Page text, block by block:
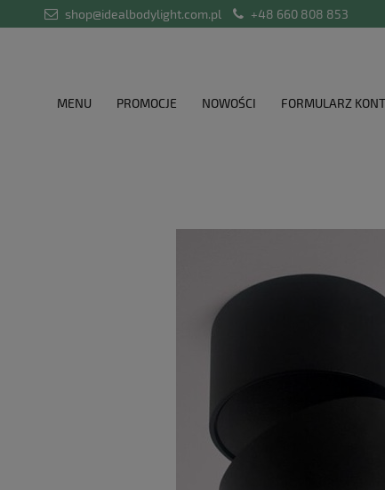
shop@idealbodylight.com.pl +48 660 808 853
MENU PROMOCJE NOWOŚCI FORMULARZ